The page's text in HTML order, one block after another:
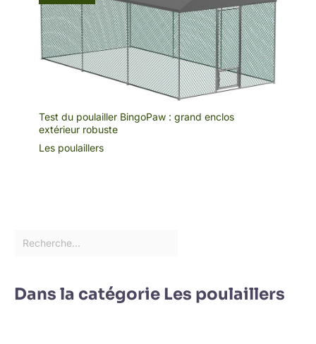
Test du poulailler BingoPaw : grand enclos
extérieur robuste
Les poulaillers
Dans la catégorie Les poulaillers